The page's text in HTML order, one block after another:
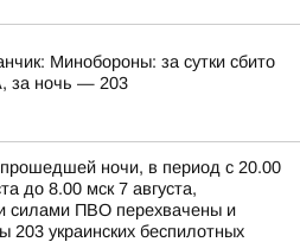
Минобороны: за сутки сбито
за ночь — 203
ночи, в период с 20.00
до 8.00 мск 7 августа,
силами ПВО перехвачены и
203 украинских беспилотных